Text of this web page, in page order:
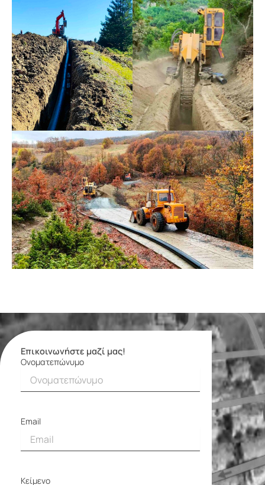
Επικοινωνήστε μαζί μας!
Φόρμα
επικοινωνίας
Ονοματεπώνυμο
Email
Κείμενο